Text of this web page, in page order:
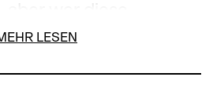
Oper voller
gesehen
Witz und Charme
LESEN